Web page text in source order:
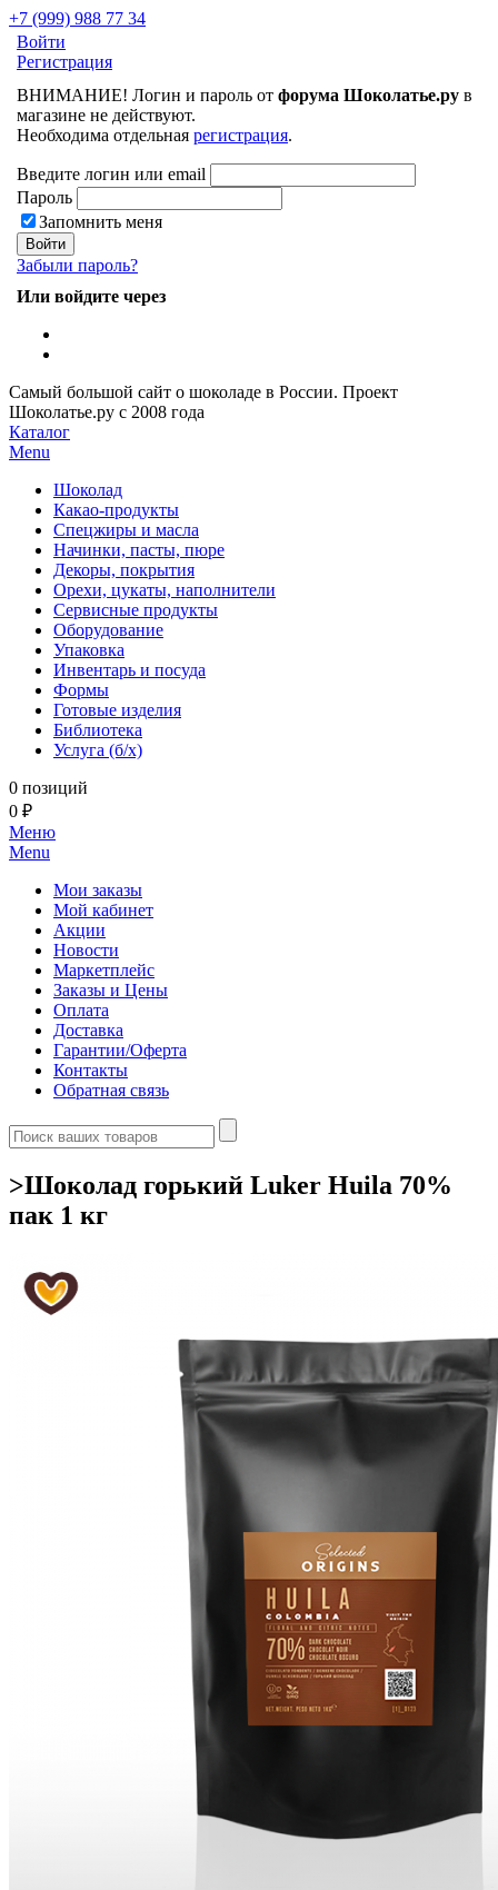
+7 (999) 988 77 34
Войти
Регистрация
ВНИМАНИЕ! Логин и пароль от форума Шоколатье.ру в
магазине не действуют.
Необходима отдельная регистрация.
Введите логин или email
Пароль
Запомнить меня
Забыли пароль?
Или войдите через
Самый большой сайт о шоколаде в России. Проект
Шоколатье.ру с 2008 года
Каталог
Menu
Шоколад
Какао-продукты
Спецжиры и масла
Начинки, пасты, пюре
Декоры, покрытия
Орехи, цукаты, наполнители
Сервисные продукты
Оборудование
Упаковка
Инвентарь и посуда
Формы
Готовые изделия
Библиотека
Услуга (б/х)
0 позиций
0 ₽
Меню
Menu
Мои заказы
Мой кабинет
Акции
Новости
Маркетплейс
Заказы и Цены
Оплата
Доставка
Гарантии/Оферта
Контакты
Обратная связь
>Шоколад горький Luker Huila 70%
пак 1 кг